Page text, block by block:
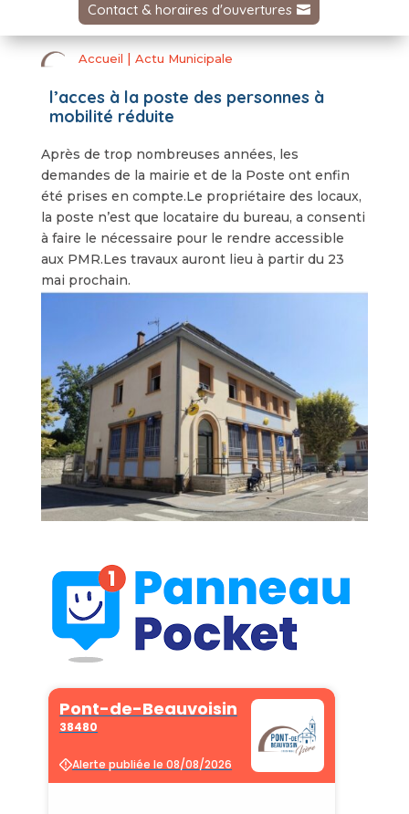
Contact & horaires d'ouvertures
Accueil | Actu Municipale
l’acces à la poste des personnes à
mobilité réduite
Après de trop nombreuses années, les
demandes de la mairie et de la Poste ont enfin
été prises en compte.Le propriétaire des locaux,
la poste n’est que locataire du bureau, a consenti
à faire le nécessaire pour le rendre accessible
aux PMR.Les travaux auront lieu à partir du 23
mai prochain.